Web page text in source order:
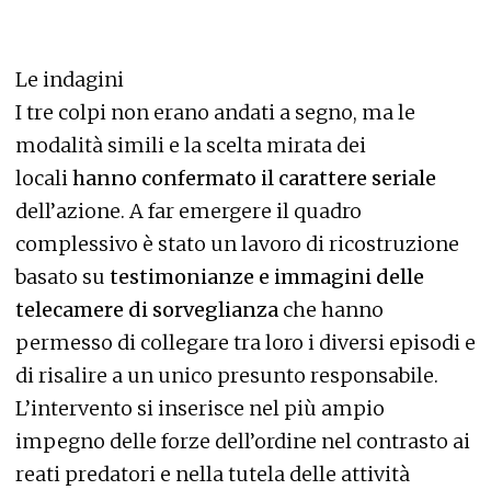
Le indagini
I tre colpi non erano andati a segno, ma le
modalità simili e la scelta mirata dei
localihanno confermato il carattere seriale
dell’azione. A far emergere il quadro
complessivo è stato un lavoro di ricostruzione
basato su testimonianze e immagini delle
telecamere di sorveglianza che hanno
permesso di collegare tra loro i diversi episodi e
di risalire a un unico presunto responsabile.
L’intervento si inserisce nel più ampio
impegno delle forze dell’ordine nel contrasto ai
reati predatori e nella tutela delle attività